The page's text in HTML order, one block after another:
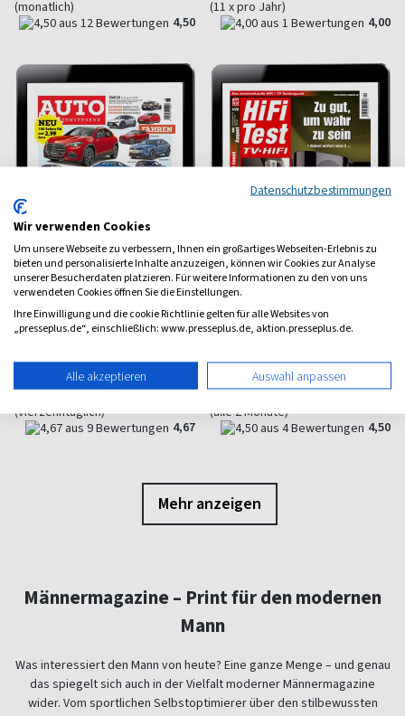
(monatlich)
4,50
(11 x pro Jahr)
4,00
AUTOstraßenverkehr E-
Auto kompakt und alltagsnah
ab 1,81 €
(vierzehntäglich)
4,67
HiFi Test E-Paper
verständlich
ab 2,33 €
(alle 2 Monate)
4,50
Mehr anzeigen
Männermagazine – Print für den modernen
Mann
Was interessiert den Mann von heute? Eine ganze Menge – und genau
das spiegelt sich auch in der Vielfalt moderner Männermagazine
wider. Vom sportlichen Selbstoptimierer über den stilbewussten
Datenschutzbestimmungen
Wir verwenden Cookies
Um unsere Webseite zu verbessern, Ihnen ein großartiges Webseiten-Erlebnis zu
bieten und personalisierte Inhalte anzuzeigen, können wir Cookies zur Analyse
unserer Besucherdaten platzieren. Für weitere Informationen zu den von uns
verwendeten Cookies öffnen Sie die Einstellungen.
Ihre Einwilligung und die cookie Richtlinie gelten für alle Websites von
„presseplus.de“, einschließlich: www.presseplus.de, aktion.presseplus.de.
Alle akzeptieren Auswahl anpassen